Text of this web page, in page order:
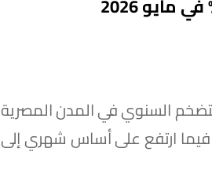
السنوي في المدن المصرية
أبريل السابق عليه ، فيما ارتفع على أساس شهري إلى